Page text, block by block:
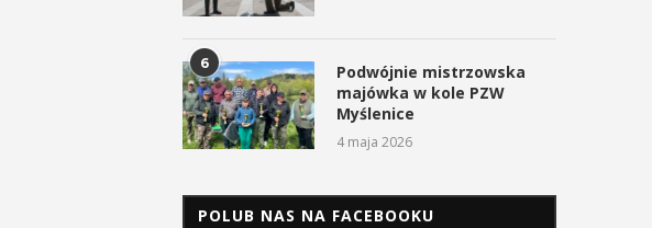
6
Podwójnie mistrzowska
majówka w kole PZW
Myślenice
4 maja 2026
POLUB NAS NA FACEBOOKU